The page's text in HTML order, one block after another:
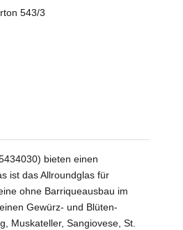
543/3
bieten einen
ist das Allroundglas für
ohne Barriqueausbau im
Gewürz- und Blüten-
Muskateller, Sangiovese, St.